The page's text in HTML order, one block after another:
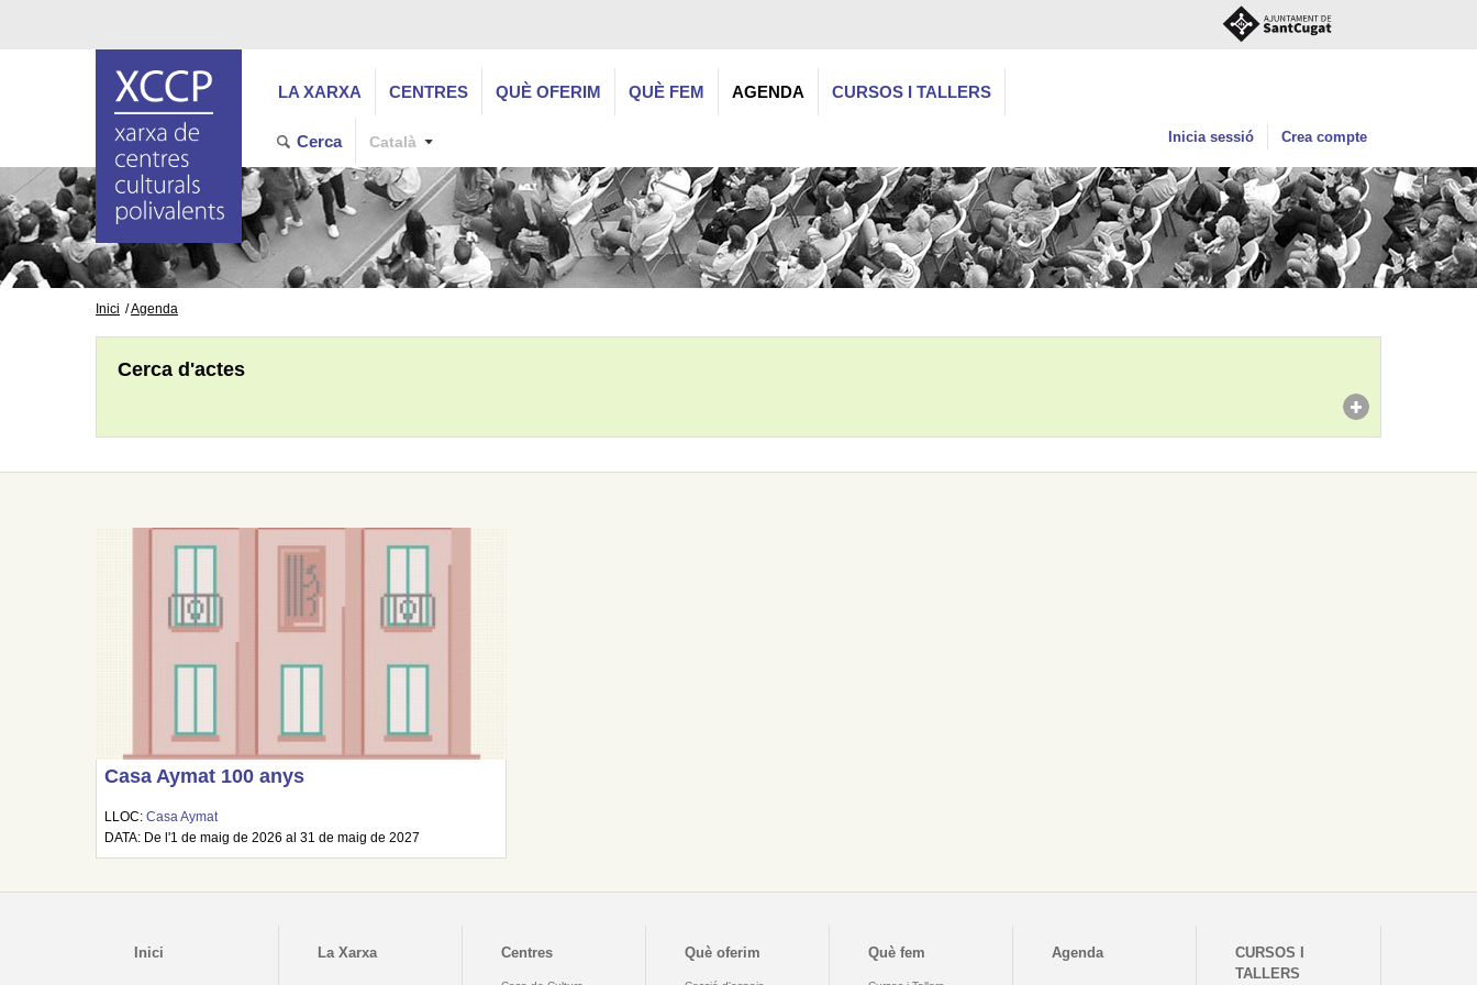
LA XARXA CENTRES QUÈ OFERIM QUÈ FEM AGENDA CURSOS I TALLERS
Cerca Català Inicia sessió Crea compte
Inici Agenda
Cerca d'actes
Casa Aymat 100 anys
LLOC:Casa Aymat
DATA: De l'1 de maig de 2026 al 31 de maig de 2027
Inici La Xarxa Centres Què oferim Què fem Agenda
CURSOS I
TALLERS